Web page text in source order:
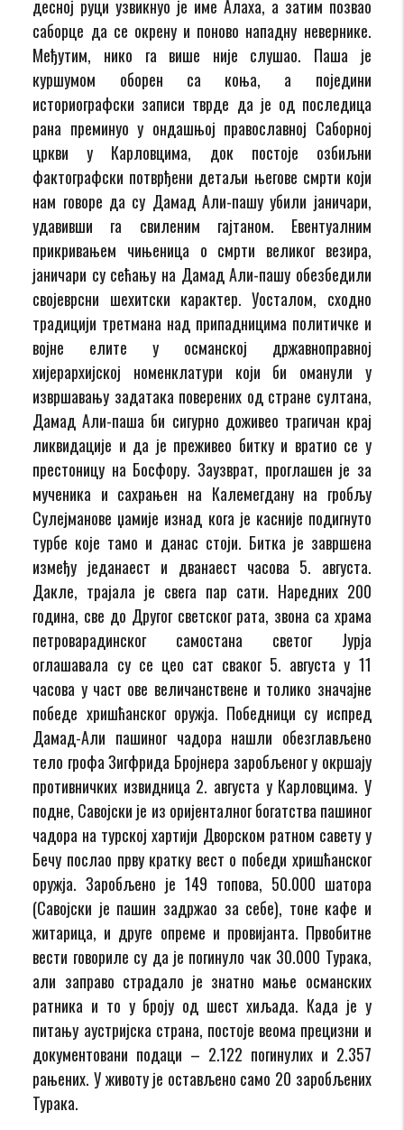
десној руци узвикнуо је име Алаха, а затим позвао
саборце да се окрену и поново нападну невернике.
Међутим, нико га више није слушао. Паша је
куршумом оборен са коња, а поједини
историографски записи тврде да је од последица
рана преминуо у ондашњој православној Саборној
цркви у Карловцима, док постоје озбиљни
фактографски потврђени детаљи његове смрти који
нам говоре да су Дамад Али-пашу убили јаничари,
удавивши га свиленим гајтаном. Евентуалним
прикривањем чињеница о смрти великог везира,
јаничари су сећању на Дамад Али-пашу обезбедили
својеврсни шехитски карактер. Уосталом, сходно
традицији третмана над припадницима политичке и
војне елите у османској државноправној
хијерархијској номенклатури који би оманули у
извршавању задатака поверених од стране султана,
Дамад Али-паша би сигурно доживео трагичан крај
ликвидације и да је преживео битку и вратио се у
престоницу на Босфору. Заузврат, проглашен је за
мученика и сахрањен на Калемегдану на гробљу
Сулејманове џамије изнад кога је касније подигнуто
турбе које тамо и данас стоји. Битка је завршена
између једанаест и дванаест часова 5. августа.
Дакле, трајала је свега пар сати. Наредних 200
година, све до Другог светског рата, звона са храма
петроварадинског самостана светог Јурја
оглашавала су се цео сат сваког 5. августа у 11
часова у част ове величанствене и толико значајне
победе хришћанског оружја. Победници су испред
Дамад-Али пашиног чадора нашли обезглављено
тело грофа Зигфрида Бројнера заробљеног у окршају
противничких извидница 2. августа у Карловцима. У
подне, Савојски је из оријенталног богатства пашиног
чадора на турској хартији Дворском ратном савету у
Бечу послао прву кратку вест о победи хришћанског
оружја. Заробљено је 149 топова, 50.000 шатора
(Савојски је пашин задржао за себе), тоне кафе и
житарица, и друге опреме и провијанта. Првобитне
вести говориле су да је погинуло чак 30.000 Турака,
али заправо страдало је знатно мање османских
ратника и то у броју од шест хиљада. Када је у
питању аустријска страна, постоје веома прецизни и
документовани подаци – 2.122 погинулих и 2.357
рањених. У животу је остављено само 20 заробљених
Турака.